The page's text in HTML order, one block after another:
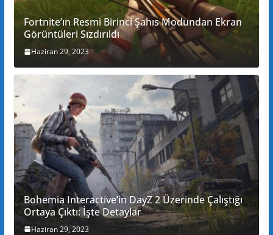
Fortnite’ın Resmi Birinci Şahıs Modundan Ekran
Görüntüleri Sızdırıldı
Haziran 29, 2023
Bohemia Interactive’in DayZ 2 Üzerinde Çalıştığı
Ortaya Çıktı: İşte Detaylar
Haziran 29, 2023